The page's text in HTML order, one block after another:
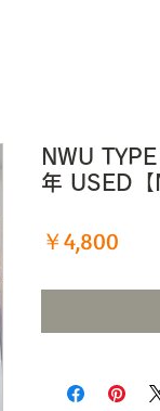
NWU
年 USED【
￥4,800